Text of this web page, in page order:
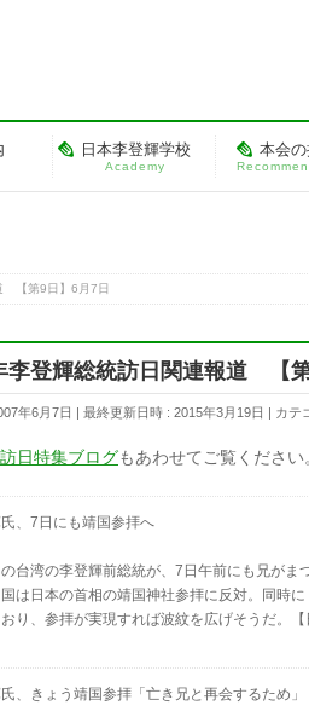
日本李登輝学校
Academy
本会
【第9日】6月7日
李登輝総統訪日関連報道 【
年6月7日 最終更新日時 : 2015年3月19日 カテ
日特集ブログもあわせてご覧ください
、7日にも靖国参拝へ
台湾の李登輝前総統が、7日午前にも兄が
は日本の首相の靖国神社参拝に反対。同時
り、参拝が実現すれば波紋を広げそうだ。【
、きょう靖国参拝「亡き兄と再会するため」